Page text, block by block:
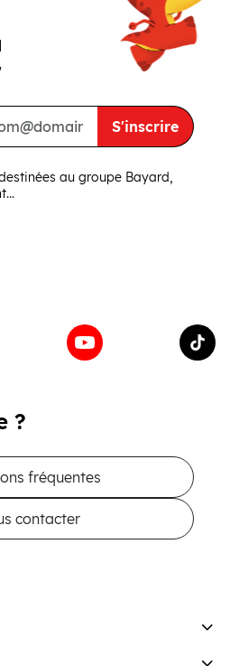
?
fréquentes
contacter
S'inscrire
au groupe Bayard,